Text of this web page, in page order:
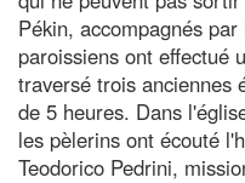
Pékin, accompagnés
paroissiens ont effectué
traversé trois anciennes
de 5 heures. Dans
les pèlerins ont écouté
Teodorico Pedrini,